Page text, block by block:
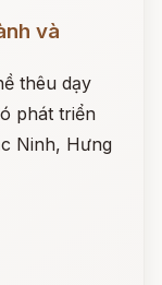
và
thêu dạy
phát triển
Ninh, Hưng